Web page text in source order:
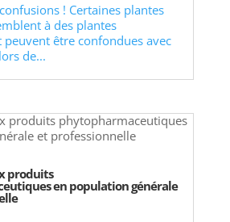
! Certaines plantes
à des plantes
peuvent être confondues avec
de...
produits
en population générale